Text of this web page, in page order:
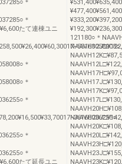
＊
＊
たて連棟ユニ
＊
＊
＊
＊
＊
たて延長ユニ
121180○＊